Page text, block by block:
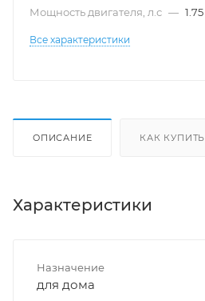
Мощность двигателя, л.с — 1.75
Все характеристики
ОПИСАНИЕ КАК КУПИТЬ
Характеристики
Назначение
для дома